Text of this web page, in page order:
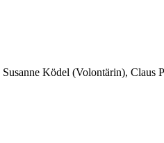
Susanne Ködel (Volontärin), Claus